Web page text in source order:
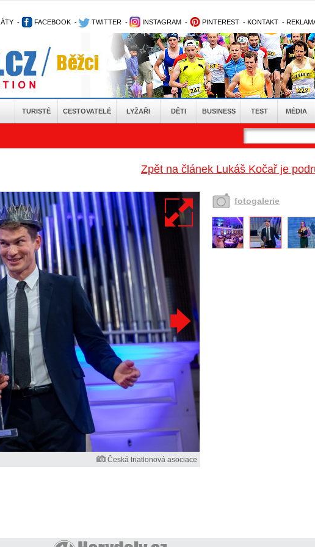
- FACEBOOK - TWITTER - INSTAGRAM - PINTEREST - KONTAKT -
TURISTÉ CESTOVATELÉ LYŽAŘI DĚTI BUSINESS TEST MÉDIA
Zpět na článek Lukáš Kočař je
Česká triatlonová asociace
fotogalerie